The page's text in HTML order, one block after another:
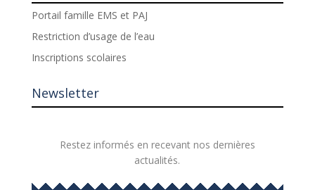
Portail famille EMS et PAJ
Restriction d’usage de l’eau
Inscriptions scolaires
Newsletter
Restez informés en recevant nos dernières
actualités.